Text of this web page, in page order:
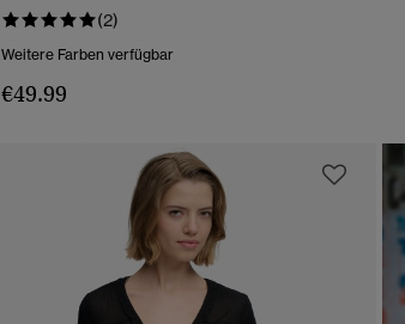
(2)
Weitere Farben verfügbar
€49.99